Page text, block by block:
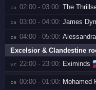
za 02:00 - 03:00: The
za 03:00 - 04:00: James
za 04:00 - 05:00:
Excelsior & Clandestine
vr 22:00 - 23:00: Eximinds
za 00:00 - 01:00: Mohamed